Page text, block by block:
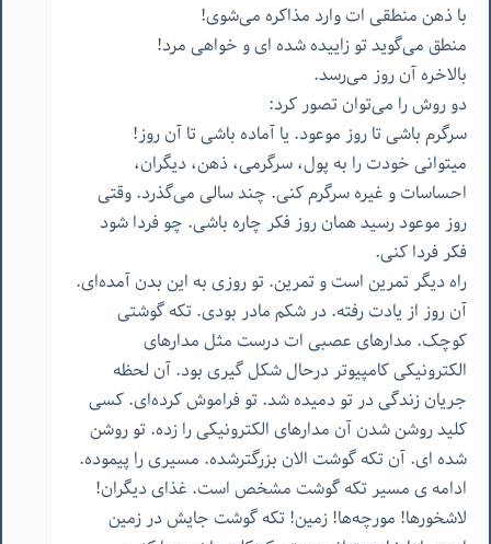
با ذهن منطقی ات وارد مذاکره می‌شوی!
منطق می‌گوید تو زاییده شده ای و خواهی مرد!
بالاخره آن روز می‌رسد.
دو روش را می‌توان تصور کرد:
سرگرم باشی تا روز موعود. یا آماده باشی تا آن روز!
میتوانی خودت را به پول، سرگرمی، ذهن، دیگران،
احساسات و غیره سرگرم کنی. چند سالی می‌گذرد. وقتی
روز موعود رسید همان روز فکر چاره باشی. چو فردا شود
فکر فردا کنی.
راه دیگر تمرین است و تمرین. تو روزی به این بدن آمده‌ای.
آن روز از یادت رفته. در شکم مادر بودی. تکه گوشتی
کوچک. مدارهای عصبی ات درست مثل مدارهای
الکترونیکی کامپیوتر درحال شکل گیری بود. آن لحظه
جریان زندگی در تو دمیده شد. تو فراموش کرده‌ای. کسی
کلید روشن شدن آن مدارهای الکترونیکی را زده. تو روشن
شده ای. آن تکه گوشت الان بزرگترشده. مسیری را پیموده.
ادامه ی مسیر تکه گوشت مشخص است. غذای دیگران!
لاشخورها! مورچه‌ها! زمین! تکه گوشت جایش در زمین